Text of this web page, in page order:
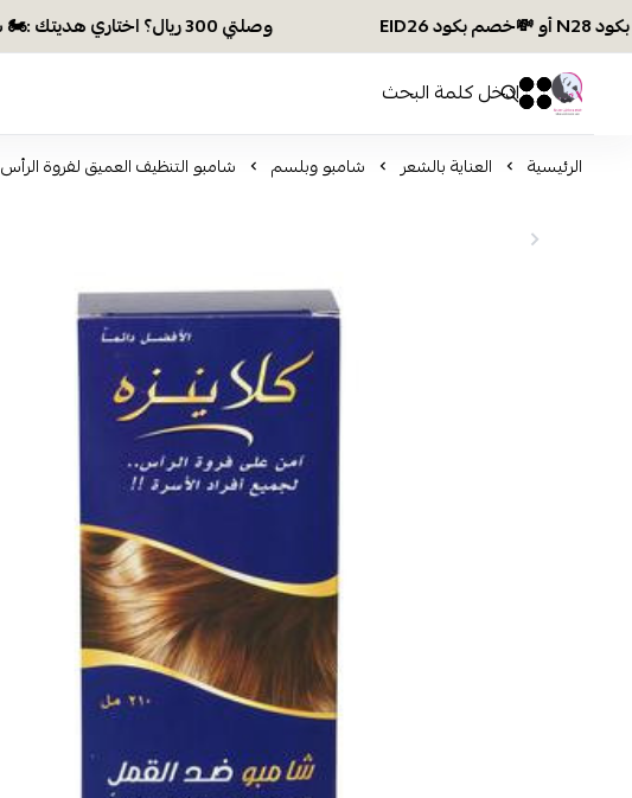
وصلتي 300 ريال؟ اختاري هديتك :🏍 شحن مجاني بكود N28 أو 💸خصم بكود EID26
افكار ومخازن العناية
0 0
الرئيسية العناية بالشعر شامبو وبلسم شامبو التنظيف العميق لفروة الرأس 210 مل من كلينز